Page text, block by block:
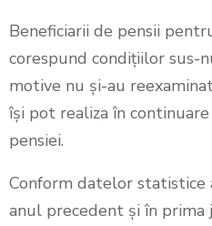
Beneficiarii de pensii
corespund condiţiilor sus-
motive nu şi-au
îşi pot realiza în
pensiei.
Conform datelor statistice
anul precedent și în